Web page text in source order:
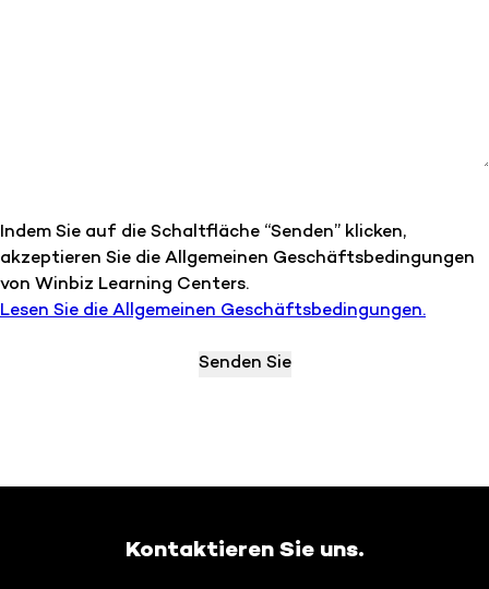
Indem Sie auf die Schaltfläche “Senden” klicken,
akzeptieren Sie die Allgemeinen Geschäftsbedingungen
von Winbiz Learning Centers.
Lesen Sie die Allgemeinen Geschäftsbedingungen.
Kontaktieren Sie uns.